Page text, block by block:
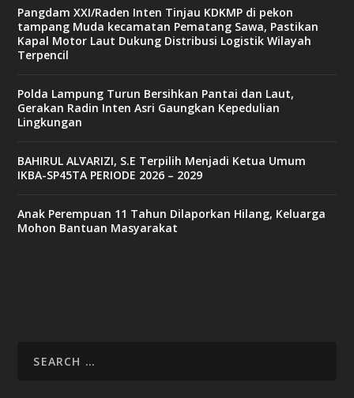
Pangdam XXI/Raden Inten Tinjau KDKMP di pekon
tampang Muda kecamatan Pematang Sawa, Pastikan
Kapal Motor Laut Dukung Distribusi Logistik Wilayah
Terpencil
Polda Lampung Turun Bersihkan Pantai dan Laut,
Gerakan Radin Inten Asri Gaungkan Kepedulian
Lingkungan
BAHIRUL ALVARIZI, S.E Terpilih Menjadi Ketua Umum
IKBA-SP45TA PERIODE 2026 – 2029
Anak Perempuan 11 Tahun Dilaporkan Hilang, Keluarga
Mohon Bantuan Masyarakat